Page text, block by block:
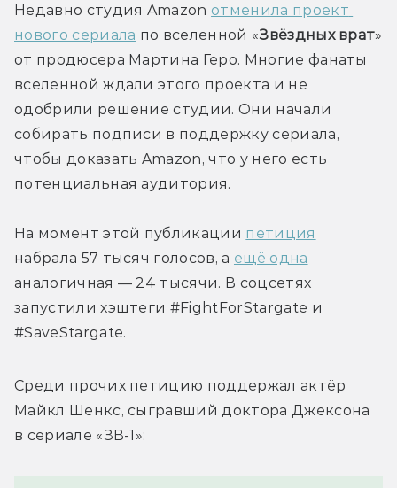
Недавно студия Amazon отменила проект
нового сериала по вселенной «Звёздных врат»
от продюсера Мартина Геро. Многие фанаты
вселенной ждали этого проекта и не
одобрили решение студии. Они начали
собирать подписи в поддержку сериала,
чтобы доказать Amazon, что у него есть
потенциальная аудитория.
На момент этой публикации петиция
набрала 57 тысяч голосов, а ещё одна
аналогичная — 24 тысячи. В соцсетях
запустили хэштеги #FightForStargate и
#SaveStargate.
Среди прочих петицию поддержал актёр
Майкл Шенкс, сыгравший доктора Джексона